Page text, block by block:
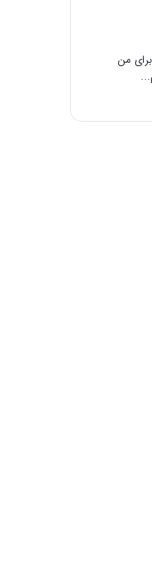
سلام چرا برای من میو آی ۱۲ برای من